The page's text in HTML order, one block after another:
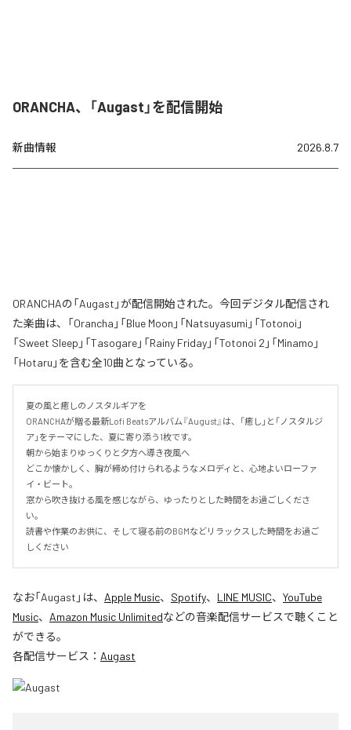
ORANCHA、「Augast」を配信開始
新曲情報 2026.8.7
ORANCHAの「Augast」が配信開始された。今回デジタル配信され
た楽曲は、「Orancha」「Blue Moon」「Natsuyasumi」「Totonoi」
「Sweet Sleep」「Tasogare」「Rainy Friday」「Totonoi 2」「Minamo」
「Hotaru」を含む全10曲となっている。
夏の風と癒しのノスタルギアを
ORANCHAが贈る最新Lofi Beatsアルバム『August』は、「癒し」と「ノスタルジ
ア」をテーマにした、夏に寄り添う1枚です。
朝から始まりゆっくりと夕方へ導き夜風へ
どこか懐かしく、胸が締め付けられるようなメロディと、心地よいローファ
イ・ビート。
窓から吹き抜ける風を感じながら、ゆったりとした時間をお過ごしくださ
い。
読書や作業のお供に、そして寝る前のBGMなどリラックスした時間をお過ご
しください
なお「Augast 」は、 Apple Music、 Spotify、 LINE MUSIC、 YouTube
Music、 Amazon Music Unlimitedなどの音楽配信サービスで聴くこと
ができる。
各配信サービス： Augast